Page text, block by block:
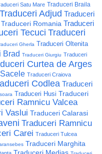
Satu Mare Traduceri Braila
Traduceri Adjud Traduceri
Traduceri Romania Traduceri
Tecuci Traduceri
Gherla Traduceri Oltenita
Brad Traduceri Giurgiu Traduceri
Curtea de Arges
Traduceri Craiova
Codlea Traduceri
Traduceri Husi Traduceri
Ramnicu Valcea
Vaslui Traduceri Calarasi
Traduceri Ramnicu
Carei Traduceri Tulcea
Traduceri Marghita